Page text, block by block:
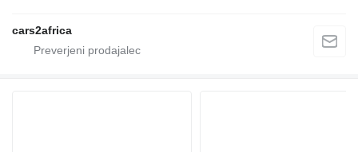
cars2africa